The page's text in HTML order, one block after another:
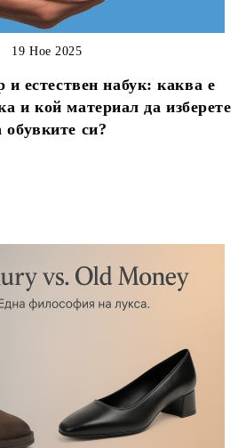
и естествен набук: каква е
и кой материал да изберете
обувките си?
19 Ное 2025